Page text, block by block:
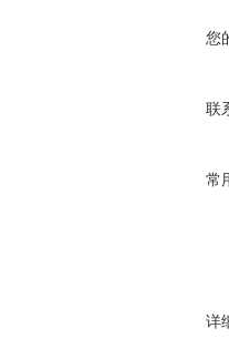
您
联
常
详